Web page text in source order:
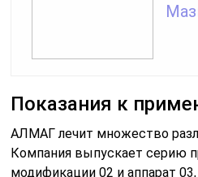
Показания к
АЛМАГ лечит множество
Компания выпускает серию
модификации 02 и аппарат